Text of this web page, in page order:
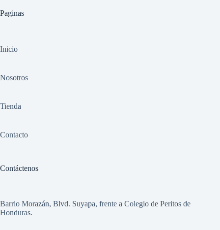
Paginas
Inicio
Nosotros
Tienda
Contacto
Contáctenos
Barrio Morazán, Blvd. Suyapa, frente a Colegio de Peritos de
Honduras.